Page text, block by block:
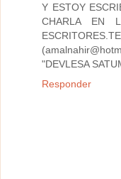
Y ESTOY
CHARLA EN
"DEVLESA
Responder